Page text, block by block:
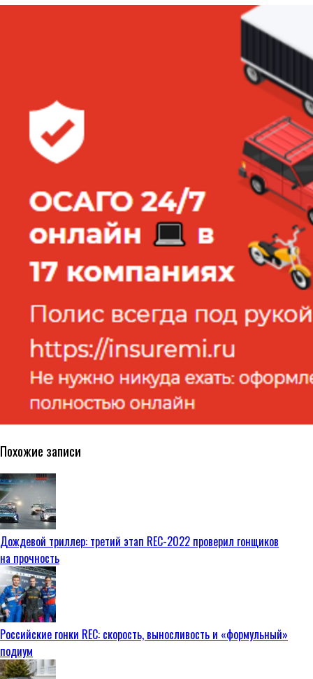
Похожие записи
Дождевой триллер: третий этап REC-2022 проверил гонщиков
на прочность
Российские гонки REC: скорость, выносливость и «формульный»
подиум